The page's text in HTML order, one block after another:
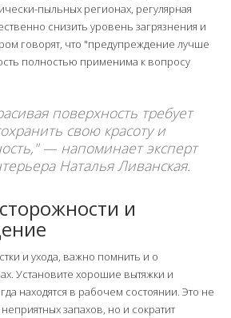
пыльных регионах, регулярная
снизить уровень загрязнения и
говорят, что "предупреждение лучше
полностью применима к вопросу
поверхность требует
свою красоту и
— напоминает эксперт
Наталья Ливанская.
и
и ухода, важно помнить и о
Установите хорошие вытяжки и
находятся в рабочем состоянии. Это не
запахов, но и сократит